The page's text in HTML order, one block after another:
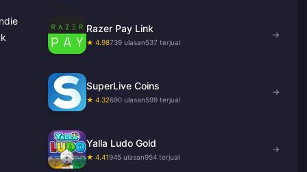
Razer Pay Link
★ 4.98739 ulasan537 terjual
→
SuperLive Coins
★ 4.32690 ulasan599 terjual
→
Yalla Ludo Gold
★ 4.41945 ulasan954 terjual
→